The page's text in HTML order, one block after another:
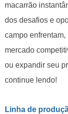
macarrão
dos desafios e
campo
mercado
ou expandir seu
continue lendo!
Linha de